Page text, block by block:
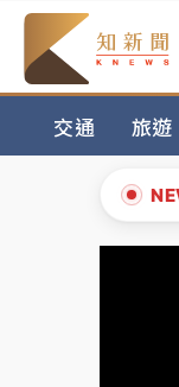
交通 旅遊
暑假
中信
故宮